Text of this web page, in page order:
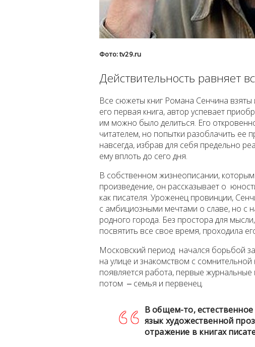
Фото: tv29.ru
Действительность равняет
Все сюжеты книг Романа Сенчина взяты
его первая книга, автор успевает
им можно было делиться. Его
читателем, но попытки разоблачить ее
навсегда, избрав для себя предельно
ему вплоть до сего дня.
В собственном жизнеописании,
произведение, он рассказывает о
как писателя. Уроженец провинции,
с амбициозными мечтами о славе, но с
родного города. Без простора для
посвятить все свое время, проходила
Московский период начался борьбой
на улице и знакомством с
появляется работа, первые
потом ‒ семья и первенец.
В общем-то,
язык художественной
отражение в книгах